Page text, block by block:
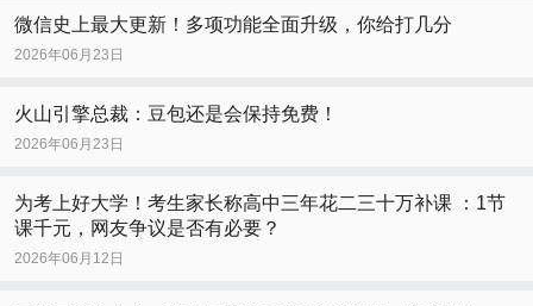
微信史上最大更新！多项功能全面升级，你给打几分
2026年06月23日
火山引擎总裁：豆包还是会保持免费！
2026年06月23日
为考上好大学！考生家长称高中三年花二三十万补课 ：1节
课千元，网友争议是否有必要？
2026年06月12日